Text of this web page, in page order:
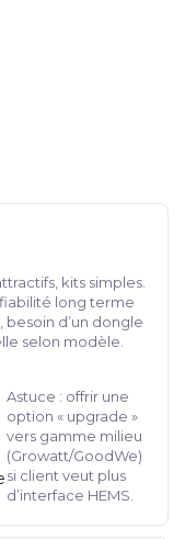
kits simples.
long terme
besoin d’un dongle
selon modèle.
Astuce : offrir une
option « upgrade »
vers gamme milieu
(Growatt/GoodWe)
si client veut plus
d’interface HEMS.